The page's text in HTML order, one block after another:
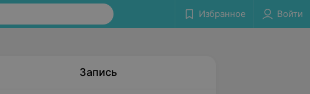
Избранное Войти
Запись